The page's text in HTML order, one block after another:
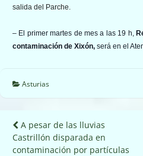
salida del Parche.
– El primer martes de mes a las 19 h,
contaminación de Xixón, será en el
Asturias
Navegación
de
A pesar de las lluvias
Castrillón disparada en
contaminación por partículas